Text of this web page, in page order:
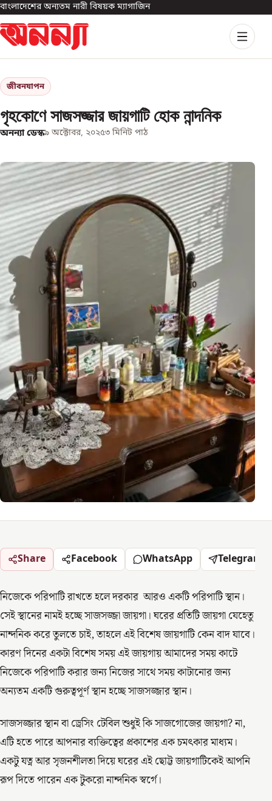
বাংলাদেশের অন্যতম নারী বিষয়ক ম্যাগাজিন
জীবনযাপন
গৃহকোণে সাজসজ্জার জায়গাটি হোক নান্দনিক
অনন্যা ডেস্ক৯ অক্টোবর, ২০২৫৩ মিনিট পাঠ
Share Facebook WhatsApp Telegram
নিজেকে পরিপাটি রাখতে হলে দরকার আরও একটি পরিপাটি স্থান।
সেই স্থানের নামই হচ্ছে সাজসজ্জা জায়গা। ঘরের প্রতিটি জায়গা যেহেতু
নান্দনিক করে তুলতে চাই, তাহলে এই বিশেষ জায়গাটি কেন বাদ যাবে।
কারণ দিনের একটা বিশেষ সময় এই জায়গায় আমাদের সময় কাটে
নিজেকে পরিপাটি করার জন্য নিজের সাথে সময় কাটানোর জন্য
অন্যতম একটি গুরুত্বপূর্ণ স্থান হচ্ছে সাজসজ্জার স্থান।
সাজসজ্জার স্থান বা ড্রেসিং টেবিল শুধুই কি সাজগোজের জায়গা? না,
এটি হতে পারে আপনার ব্যক্তিত্বের প্রকাশের এক চমৎকার মাধ্যম।
একটু যত্ন আর সৃজনশীলতা দিয়ে ঘরের এই ছোট্ট জায়গাটিকেই আপনি
রূপ দিতে পারেন এক টুকরো নান্দনিক স্বর্গে।